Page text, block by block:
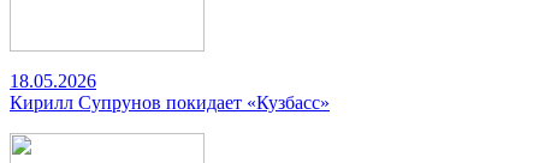
18.05.2026
Кирилл Супрунов покидает «Кузбасс»